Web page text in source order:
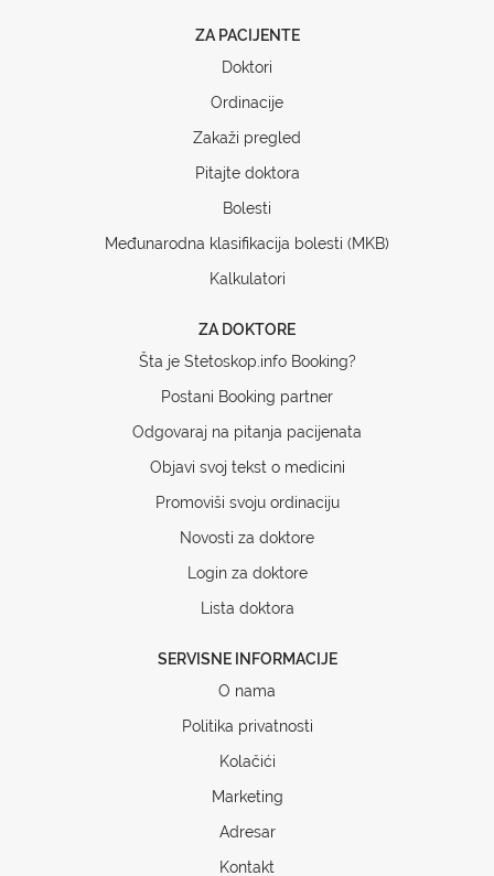
ZA PACIJENTE
Doktori
Ordinacije
Zakaži pregled
Pitajte doktora
Bolesti
Međunarodna klasifikacija bolesti (MKB)
Kalkulatori
ZA DOKTORE
Šta je Stetoskop.info Booking?
Postani Booking partner
Odgovaraj na pitanja pacijenata
Objavi svoj tekst o medicini
Promoviši svoju ordinaciju
Novosti za doktore
Login za doktore
Lista doktora
SERVISNE INFORMACIJE
O nama
Politika privatnosti
Kolačići
Marketing
Adresar
Kontakt